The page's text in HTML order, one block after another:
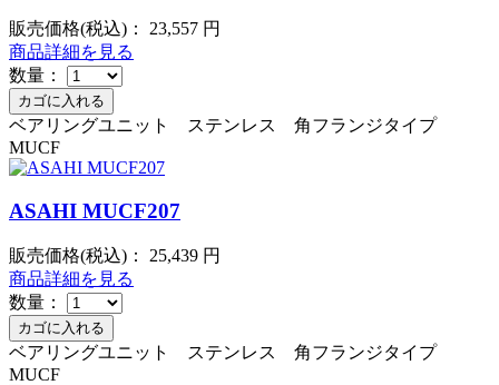
販売価格(税込)： 23,557 円
商品詳細を見る
数量：
ベアリングユニット ステンレス 角フランジタイプ
MUCF
ASAHI MUCF207
販売価格(税込)： 25,439 円
商品詳細を見る
数量：
ベアリングユニット ステンレス 角フランジタイプ
MUCF